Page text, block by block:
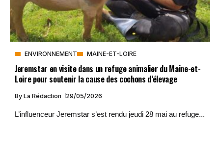
ENVIRONNEMENT MAINE-ET-LOIRE
Jeremstar en visite dans un refuge animalier du Maine-et-
Loire pour soutenir la cause des cochons d’élevage
By La Rédaction 29/05/2026
L’influenceur Jeremstar s’est rendu jeudi 28 mai au refuge...